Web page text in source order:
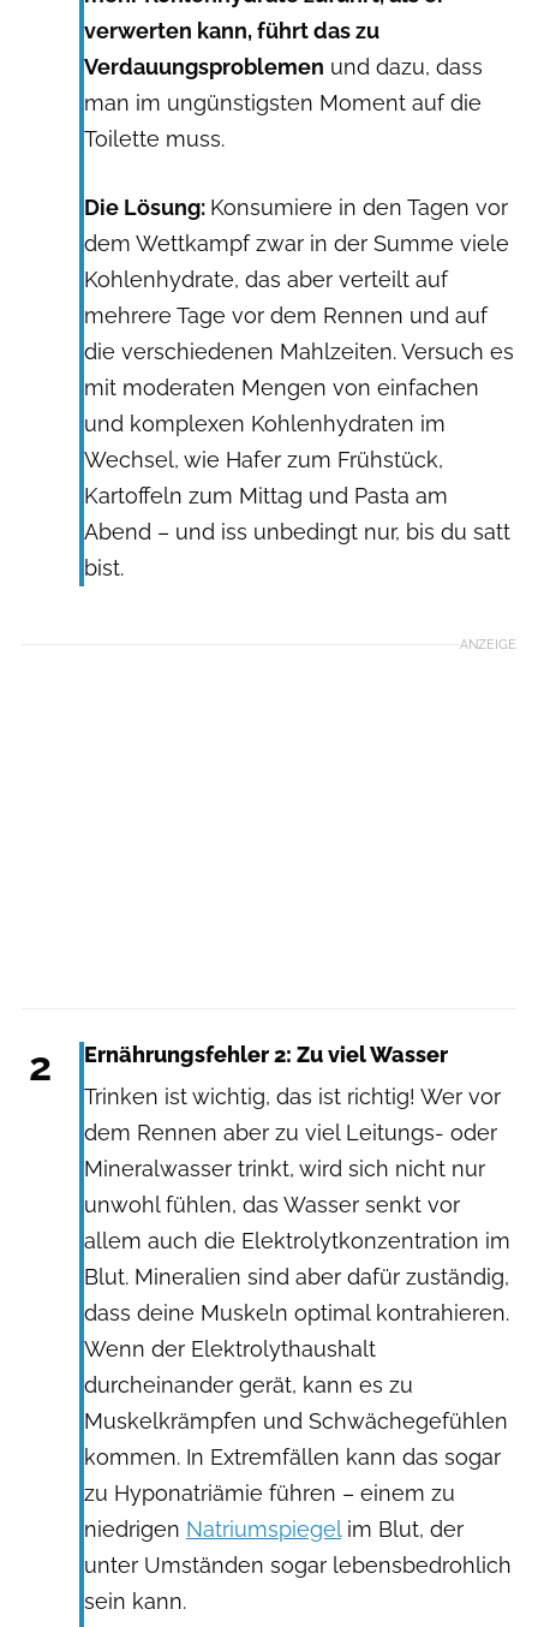
verwerten kann, führt das zu
Verdauungsproblemen und dazu, dass
man im ungünstigsten Moment auf die
Toilette muss.
Die Lösung: Konsumiere in den Tagen vor
dem Wettkampf zwar in der Summe viele
Kohlenhydrate, das aber verteilt auf
mehrere Tage vor dem Rennen und auf
die verschiedenen Mahlzeiten. Versuch es
mit moderaten Mengen von einfachen
und komplexen Kohlenhydraten im
Wechsel, wie Hafer zum Frühstück,
Kartoffeln zum Mittag und Pasta am
Abend – und iss unbedingt nur, bis du satt
bist.
ANZEIGE
2
Ernährungsfehler 2: Zu viel Wasser
Trinken ist wichtig, das ist richtig! Wer vor
dem Rennen aber zu viel Leitungs- oder
Mineralwasser trinkt, wird sich nicht nur
unwohl fühlen, das Wasser senkt vor
allem auch die Elektrolytkonzentration im
Blut. Mineralien sind aber dafür zuständig,
dass deine Muskeln optimal kontrahieren.
Wenn der Elektrolythaushalt
durcheinander gerät, kann es zu
Muskelkrämpfen und Schwächegefühlen
kommen. In Extremfällen kann das sogar
zu Hyponatriämie führen – einem zu
niedrigen Natriumspiegelim Blut, der
unter Umständen sogar lebensbedrohlich
sein kann.